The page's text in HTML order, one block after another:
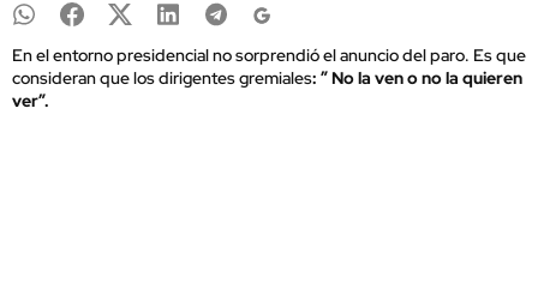
En el entorno presidencial no sorprendió el anuncio del paro. Es que
consideran que los dirigentes gremiales: ” No la ven o no la quieren
ver”.